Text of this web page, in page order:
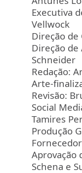
Executiva
Vellwock
Direção de
Direção
Schneider
Redação:
Arte-
Revisão:
Social
Tamires
Produção
Aprovação
Schena e